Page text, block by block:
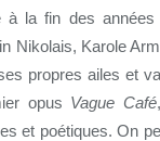
à la fin des
Nikolais, Karole
propres ailes et
opus Vague Café
et poétiques. On